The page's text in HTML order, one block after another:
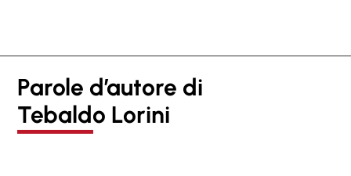
Parole d’autore di
Tebaldo Lorini